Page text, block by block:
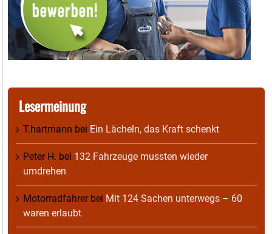
Lesermeinung
T.hartmann bei Ein Lächeln, das Kraft schenkt
Peter H. bei 132 Fahrzeuge mussten wieder
umdrehen
Motorradfahrerbei Mit 124 Sachen unterwegs – 60
waren erlaubt